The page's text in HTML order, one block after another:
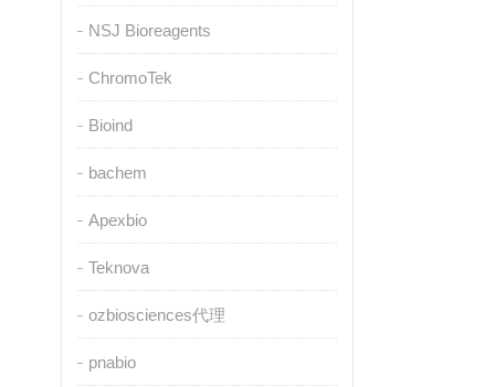
NSJ Bioreagents
ChromoTek
Bioind
bachem
Apexbio
Teknova
ozbiosciences代理
pnabio